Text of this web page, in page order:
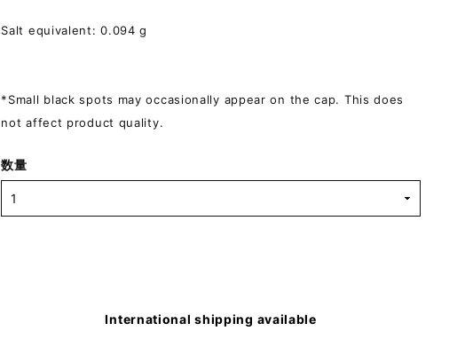
Salt equivalent: 0.094 g
*Small black spots may occasionally appear on the cap. This does
not affect product quality.
数量
International shipping available